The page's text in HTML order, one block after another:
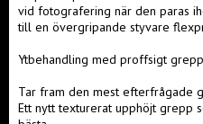
vid fotografering när den paras
till en övergripande styvare
Ytbehandling med proffsigt grepp
Tar fram den mest efterfrågade
Ett nytt texturerat upphöjt grepp